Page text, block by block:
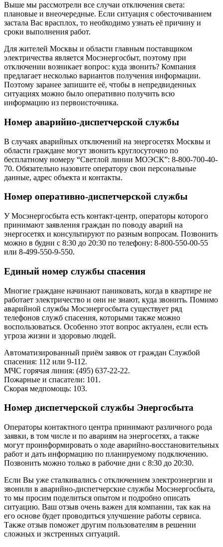
Выше мы рассмотрели все случаи отключения света:
плановые и внеочередные. Если ситуация с обесточиванием
застала Вас врасплох, то необходимо узнать её причину и
сроки выполнения работ.
Для жителей Москвы и области главным поставщиком
электричества является Мосэнергосбыт, поэтому при
отключении возникает вопрос: куда звонить? Компания
предлагает несколько вариантов получения информации.
Поэтому заранее запишите её, чтобы в непредвиденных
ситуациях можно было оперативно получить всю
информацию из первоисточника.
Номер аварийно-диспетчерской службы
В случаях аварийных отключений на энергосетях Москвы и
области граждане могут звонить круглосуточно по
бесплатному номеру “Светлой линии МОЭСК”: 8-800-700-40-
70. Обязательно назовите оператору свои персональные
данные, адрес объекта и контакты.
Номер оперативно-диспетчерской службы
У Мосэнергосбыта есть контакт-центр, операторы которого
принимают заявления граждан по поводу аварий на
энергосетях и консультируют по разным вопросам. Позвонить
можно в будни с 8:30 до 20:30 по телефону: 8-800-550-00-55
или 8-499-550-9-550.
Единый номер службы спасения
Многие граждане начинают паниковать, когда в квартире не
работает электричество и они не знают, куда звонить. Помимо
аварийной службы Мосэнергосбыта существует ряд
телефонов служб спасения, которыми также можно
воспользоваться. Особенно этот вопрос актуален, если есть
угроза жизни и здоровью людей.
Автоматизированный приём заявок от граждан Службой
спасения: 112 или 9-112.
МЧС горячая линия: (495) 637-22-22.
Пожарные и спасатели: 101.
Скорая медпомощь: 103.
Номер диспетчерской службы Энергосбыта
Операторы контактного центра принимают различного рода
заявки, в том числе и по авариям на энергосетях, а также
могут проинформировать о ходе аварийно-восстановительных
работ и дать информацию по планируемому подключению.
Позвонить можно только в рабочие дни с 8:30 до 20:30.
Если Вы уже сталкивались с отключением электроэнергии и
звонили в аварийно-диспетчерские службы Мосэнергосбыта,
то мы просим поделиться опытом и подробно описать
ситуацию. Ваш отзыв очень важен для компании, так как на
его основе будет проводиться улучшение работы сервиса.
Также отзыв поможет другим пользователям в решении
сложных и экстренных ситуаций.